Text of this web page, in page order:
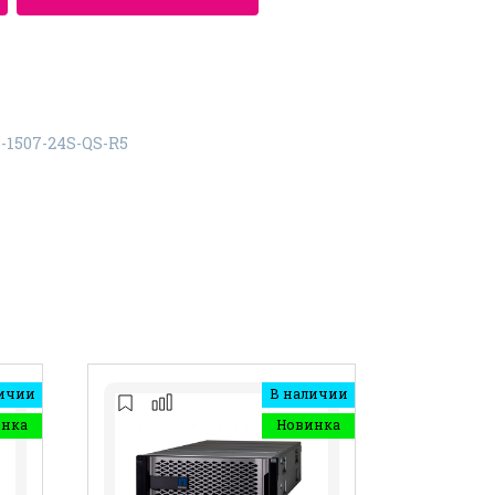
24S-QS-R5
В наличии
Новинка